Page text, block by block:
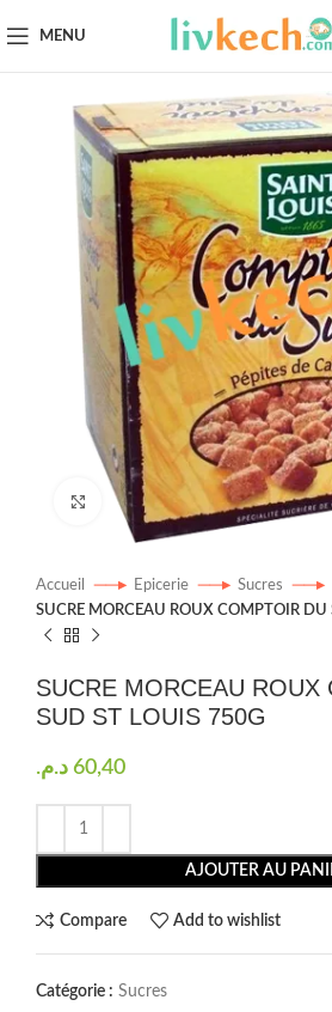
MENU
Click to enlarge
Accueil Epicerie
Sucres
SUCRE MORCEAU ROUX COMPTOIR
SUCRE MORCEAU ROUX
SUD ST LOUIS 750G
60,40 د.م.
AJOUTER AU
Compare Add to wishlist
Catégorie : Sucres